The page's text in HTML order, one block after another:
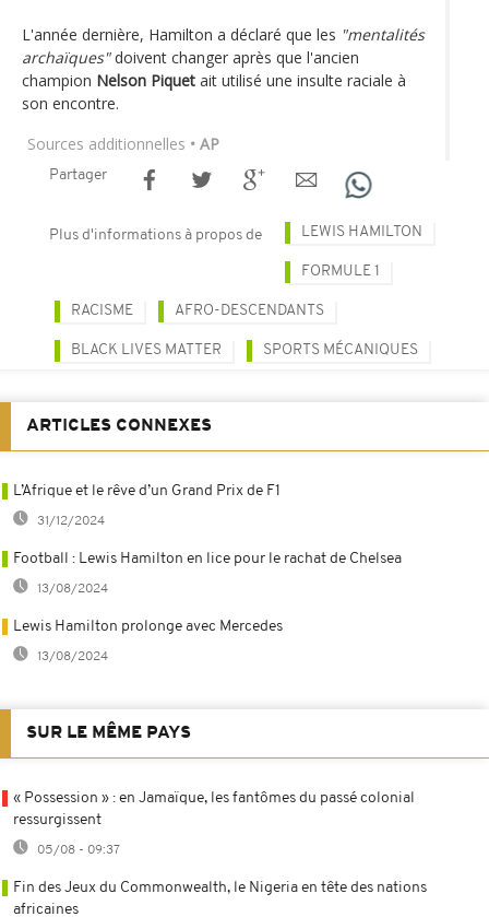
L'année dernière, Hamilton a déclaré que les "mentalités
archaïques"doivent changer après que l'ancien
champion Nelson Piquet ait utilisé une insulte raciale à
son encontre.
Sources additionnelles • AP
Partager
Plus d'informations à propos de LEWIS HAMILTON
FORMULE 1
RACISME AFRO-DESCENDANTS
BLACK LIVES MATTER SPORTS MÉCANIQUES
ARTICLES CONNEXES
L’Afrique et le rêve d’un Grand Prix de F1
31/12/2024
Football : Lewis Hamilton en lice pour le rachat de Chelsea
13/08/2024
Lewis Hamilton prolonge avec Mercedes
13/08/2024
SUR LE MÊME PAYS
« Possession » : en Jamaïque, les fantômes du passé colonial
ressurgissent
05/08 - 09:37
Fin des Jeux du Commonwealth, le Nigeria en tête des nations
africaines